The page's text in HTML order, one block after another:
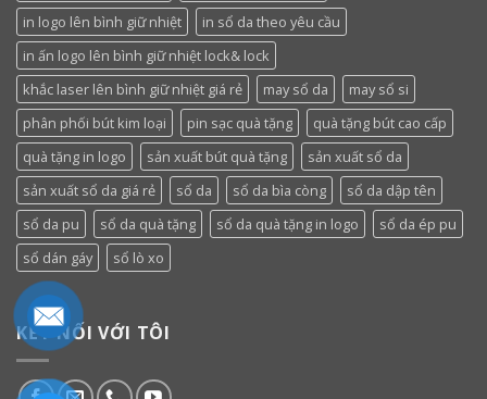
in logo lên bình giữ nhiệt
in sổ da theo yêu cầu
in ấn logo lên bình giữ nhiệt lock& lock
khắc laser lên bình giữ nhiệt giá rẻ
may sổ da
may sổ si
phân phối bút kim loại
pin sạc quà tặng
quà tặng bút cao cấp
quà tặng in logo
sản xuất bút quà tặng
sản xuất sổ da
sản xuất sổ da giá rẻ
sổ da sổ da bìa còng
sổ da dập tên
sổ da pu
sổ da quà tặng sổ da quà tặng in logo
sổ da ép pu
sổ dán gáy
sổ lò xo
KẾT NỐI VỚI TÔI